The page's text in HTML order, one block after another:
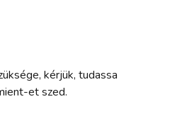
kérjük, tudassa
et szed.